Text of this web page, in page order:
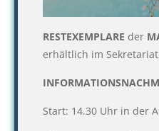
RESTEXEMPLARE der
erhältlich im
Start: 14.30 Uhr in der